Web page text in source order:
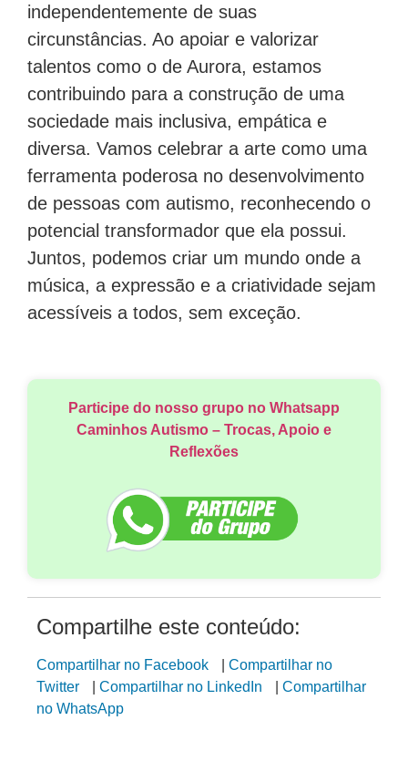
independentemente de suas
circunstâncias. Ao apoiar e valorizar
talentos como o de Aurora, estamos
contribuindo para a construção de uma
sociedade mais inclusiva, empática e
diversa. Vamos celebrar a arte como uma
ferramenta poderosa no desenvolvimento
de pessoas com autismo, reconhecendo o
potencial transformador que ela possui.
Juntos, podemos criar um mundo onde a
música, a expressão e a criatividade sejam
acessíveis a todos, sem exceção.
Participe do nosso grupo no Whatsapp
Caminhos Autismo – Trocas, Apoio e
Reflexões
Compartilhe este conteúdo:
Compartilhar no Facebook
Compartilhar no
Twitter
Compartilhar no LinkedIn
Compartilhar
no WhatsApp